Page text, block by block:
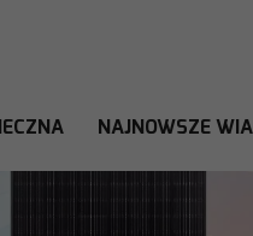
NAJNOWSZE